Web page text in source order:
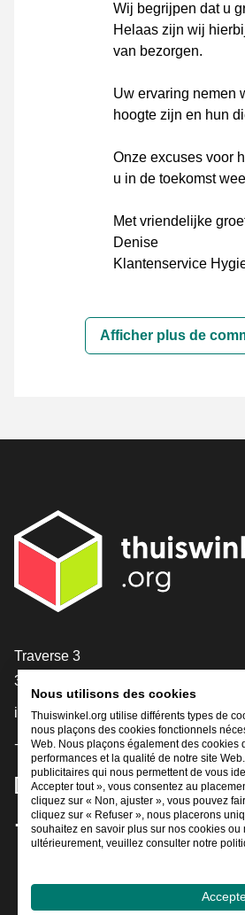
Wij begrijpen dat u
Helaas zijn wij
van bezorgen.
Uw ervaring nemen
hoogte zijn en hun
Onze excuses voor
u in de toekomst
Met vriendelijke
Denise
Klantenservice
Afficher plus de
[_General:Contact]
Traverse 3
3905 NL Veenendaal
info@thuiswinkel.org
+31 (0)318 64 85 75
Facebook
X LinkedIn
Instagram
YouTube
Nous utilisons des cookies
Thuiswinkel.org utilise différents types de
nous plaçons des cookies fonctionnels
Web. Nous plaçons également des cookies
performances et la qualité de notre site
publicitaires qui nous permettent de vous
Accepter tout », vous consentez au
cliquez sur « Non, ajuster », vous pouvez
cliquez sur « Refuser », nous placerons
souhaitez en savoir plus sur nos cookies
ultérieurement, veuillez consulter notre